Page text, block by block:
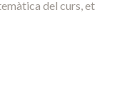
del curs, et